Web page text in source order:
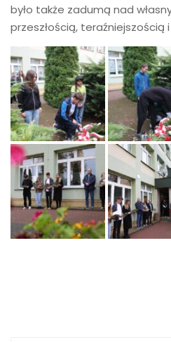
było także zadumą nad
przeszłością, teraźniejszością i